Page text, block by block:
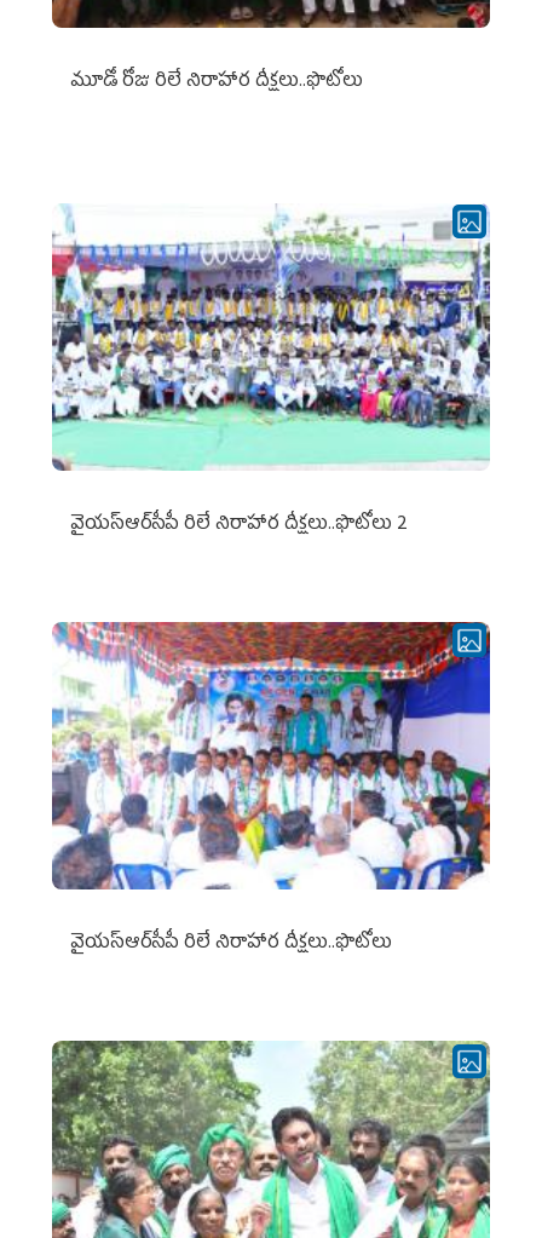
మూడో రోజు రిలే నిరాహార దీక్షలు..ఫొటోలు
వైయ‌స్ఆర్‌సీపీ రిలే నిరాహార దీక్షలు..ఫొటోలు 2
వైయ‌స్ఆర్‌సీపీ రిలే నిరాహార దీక్షలు..ఫొటోలు